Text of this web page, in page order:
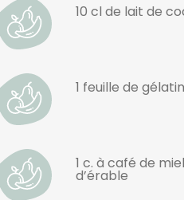
10 cl de lait de
1 feuille de
1 c. à café de
d’érable